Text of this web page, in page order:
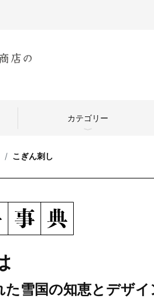
カテゴリー
中川政七商店のものづくり
つくり手を訪ねて
こぎん刺し
た雪国の知恵とデザイ